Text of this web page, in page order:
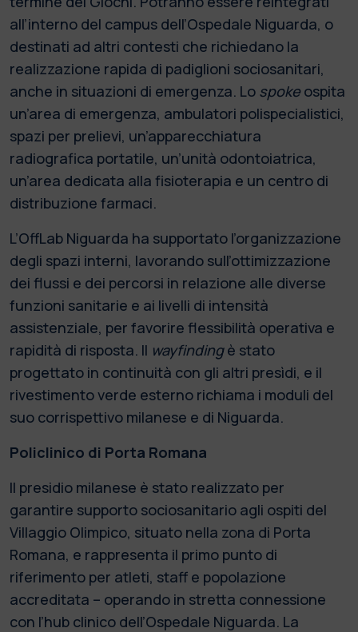
all’interno del campus dell’Ospedale Niguarda, o
destinati ad altri contesti che richiedano la
realizzazione rapida di padiglioni sociosanitari,
anche in situazioni di emergenza. Lo spoke ospita
un’area di emergenza, ambulatori polispecialistici,
spazi per prelievi, un’apparecchiatura
radiografica portatile, un’unità odontoiatrica,
un’area dedicata alla fisioterapia e un centro di
distribuzione farmaci.
L’OffLab Niguarda ha supportato l’organizzazione
degli spazi interni, lavorando sull’ottimizzazione
dei flussi e dei percorsi in relazione alle diverse
funzioni sanitarie e ai livelli di intensità
assistenziale, per favorire flessibilità operativa e
rapidità di risposta. Il wayfindingè stato
progettato in continuità con gli altri presìdi, e il
rivestimento verde esterno richiama i moduli del
suo corrispettivo milanese e di Niguarda.
Policlinico di Porta Romana
Il presidio milanese è stato realizzato per
garantire supporto sociosanitario agli ospiti del
Villaggio Olimpico, situato nella zona di Porta
Romana, e rappresenta il primo punto di
riferimento per atleti, staff e popolazione
accreditata – operando in stretta connessione
con l’hub clinico dell’Ospedale Niguarda. La